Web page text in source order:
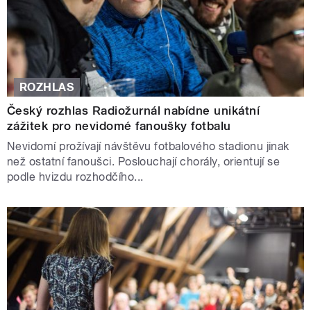
ROZHLAS
Český rozhlas Radiožurnál nabídne unikátní
zážitek pro nevidomé fanoušky fotbalu
Nevidomí prožívají návštěvu fotbalového stadionu jinak
než ostatní fanoušci. Poslouchají chorály, orientují se
podle hvizdu rozhodčího...